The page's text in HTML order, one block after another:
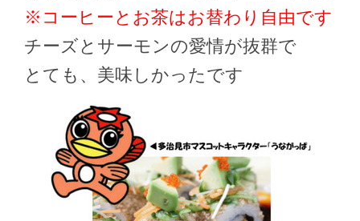
※コーヒーとお茶はお替わり自由です
チーズとサーモンの愛情が抜群で
とても、美味しかったです